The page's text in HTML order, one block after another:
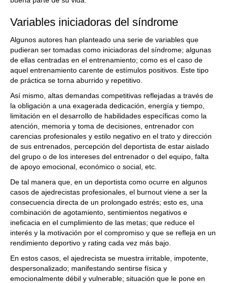
Variables iniciadoras del síndrome
Algunos autores han planteado una serie de variables que
pudieran ser tomadas como iniciadoras del síndrome; algunas
de ellas centradas en el entrenamiento; como es el caso de
aquel entrenamiento carente de estímulos positivos. Este tipo
de práctica se torna aburrido y repetitivo.
Así mismo, altas demandas competitivas reflejadas a través de
la obligación a una exagerada dedicación, energía y tiempo,
limitación en el desarrollo de habilidades específicas como la
atención, memoria y toma de decisiones, entrenador con
carencias profesionales y estilo negativo en el trato y dirección
de sus entrenados, percepción del deportista de estar aislado
del grupo o de los intereses del entrenador o del equipo, falta
de apoyo emocional, económico o social, etc.
De tal manera que, en un deportista como ocurre en algunos
casos de ajedrecistas profesionales, el burnout viene a ser la
consecuencia directa de un prolongado estrés; esto es, una
combinación de agotamiento, sentimientos negativos e
ineficacia en el cumplimiento de las metas; que reduce el
interés y la motivación por el compromiso y que se refleja en un
rendimiento deportivo y rating cada vez más bajo.
En estos casos, el ajedrecista se muestra irritable, impotente,
despersonalizado; manifestando sentirse física y
emocionalmente débil y vulnerable; situación que le pone en